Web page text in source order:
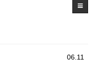
06.11